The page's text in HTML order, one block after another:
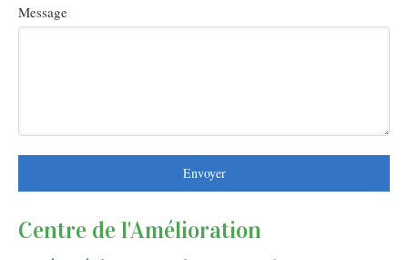
Message
Envoyer
Centre de l'Amélioration